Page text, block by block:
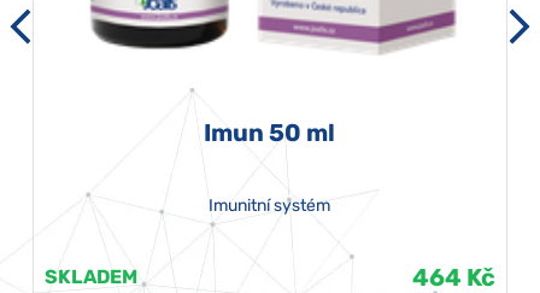
Imun 50 ml
Imunitní systém
SKLADEM 464 Kč